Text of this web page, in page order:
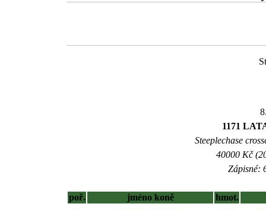
1171
Steeplechase
40000 Kč
Zápisné:
poř. jméno koně
hmot.